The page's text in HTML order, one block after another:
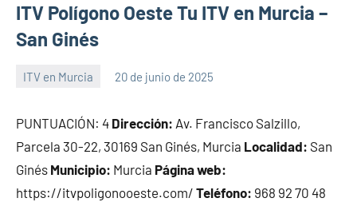
ITV Polígono Oeste Tu ITV en Murcia –
San Ginés
ITV en Murcia 20 de junio de 2025
PUNTUACIÓN: 4 Dirección: Av. Francisco Salzillo,
Parcela 30-22, 30169 San Ginés, Murcia Localidad: San
Ginés Municipio: Murcia Página web:
https://itvpoligonooeste.com/ Teléfono: 968 92 70 48